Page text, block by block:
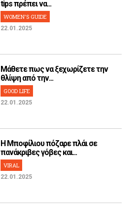
tips πρέπει να...
WOMEN'S GUIDE
22.01.2025
Μάθετε πως να ξεχωρίζετε την
θλίψη από την...
GOOD LIFE
22.01.2025
H Μποφίλιου πόζαρε πλάι σε
πανάκριβες γόβες και...
VIRAL
22.01.2025